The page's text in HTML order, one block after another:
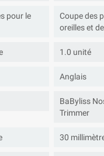
pour le
Coupe des
oreilles et
1.0 unité
Anglais
BaByliss
Trimmer
30